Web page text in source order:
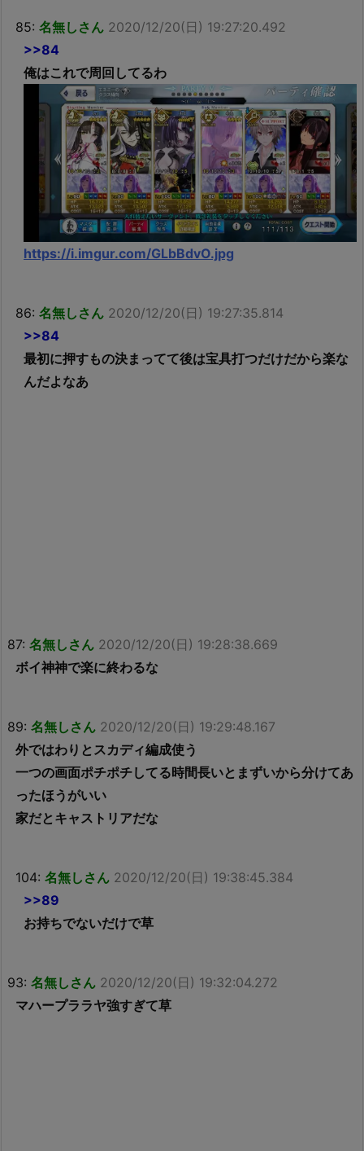
85: 名無しさん 2020/12/20(日) 19:27:20.492
>>84
俺はこれで周回してるわ
https://i.imgur.com/GLbBdvO.jpg
86: 名無しさん 2020/12/20(日) 19:27:35.814
>>84
最初に押すもの決まってて後は宝具打つだけだから楽な
んだよなあ
87: 名無しさん 2020/12/20(日) 19:28:38.669
ボイ神神で楽に終わるな
89: 名無しさん 2020/12/20(日) 19:29:48.167
外ではわりとスカディ編成使う
一つの画面ポチポチしてる時間長いとまずいから分けてあ
ったほうがいい
家だとキャストリアだな
104: 名無しさん 2020/12/20(日) 19:38:45.384
>>89
お持ちでないだけで草
93: 名無しさん 2020/12/20(日) 19:32:04.272
マハープララヤ強すぎて草